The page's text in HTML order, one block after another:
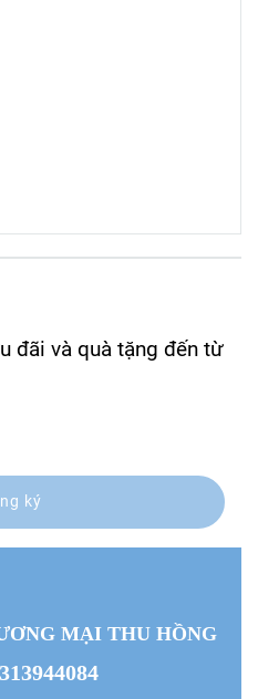
đãi và quà tặng đến từ
ký
MẠI THU HỒNG